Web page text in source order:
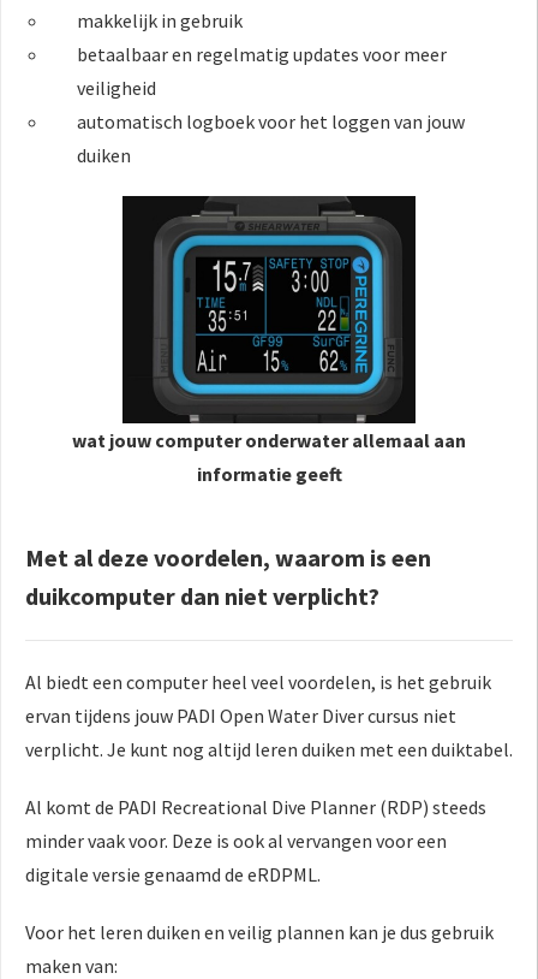
makkelijk in gebruik
betaalbaar en regelmatig updates voor meer
veiligheid
automatisch logboek voor het loggen van jouw
duiken
wat jouw computer onderwater allemaal aan
informatie geeft
Met al deze voordelen, waarom is een
duikcomputer dan niet verplicht?
Al biedt een computer heel veel voordelen, is het gebruik
ervan tijdens jouw PADI Open Water Diver cursus niet
verplicht. Je kunt nog altijd leren duiken met een duiktabel.
Al komt de PADI Recreational Dive Planner (RDP) steeds
minder vaak voor. Deze is ook al vervangen voor een
digitale versie genaamd de eRDPML.
Voor het leren duiken en veilig plannen kan je dus gebruik
maken van: